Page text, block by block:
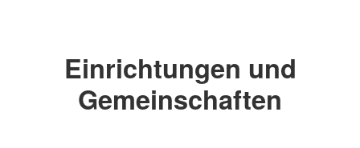
Einrichtungen und
Gemeinschaften